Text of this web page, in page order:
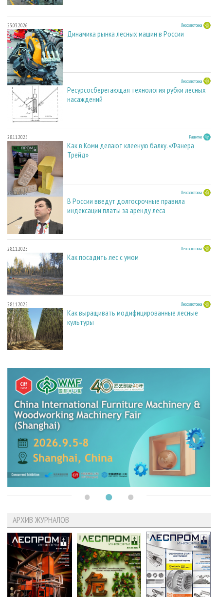
23.03.2026 Лесозаготовка
Динамика рынка лесных машин в России
23.03.2026 Лесозаготовка
Ресурсосберегающая технология рубки лесных
насаждений
28.11.2025 Развитие
Как в Коми делают клееную балку. «Фанера
Трейд»
28.11.2025 Лесозаготовка
В России введут долгосрочные правила
индексации платы за аренду леса
28.11.2025 Лесозаготовка
Как посадить лес с умом
28.11.2025 Лесозаготовка
Как выращивать модифицированные лесные
культуры
АРХИВ ЖУРНАЛОВ